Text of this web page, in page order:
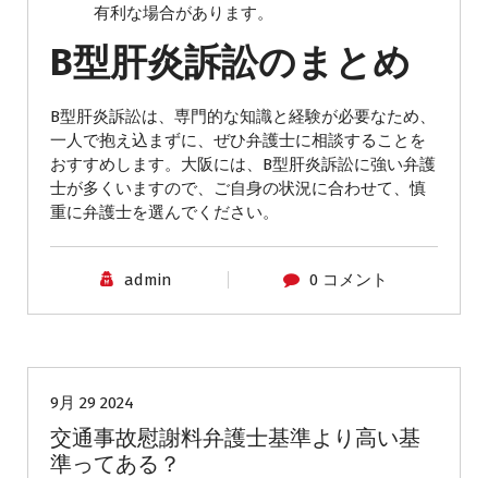
有利な場合があります。
B型肝炎訴訟のまとめ
B型肝炎訴訟は、専門的な知識と経験が必要なため、
一人で抱え込まずに、ぜひ弁護士に相談することを
おすすめします。大阪には、B型肝炎訴訟に強い弁護
士が多くいますので、ご自身の状況に合わせて、慎
重に弁護士を選んでください。
admin 0 コメント
9月 29 2024
交通事故慰謝料弁護士基準より高い基
準ってある？